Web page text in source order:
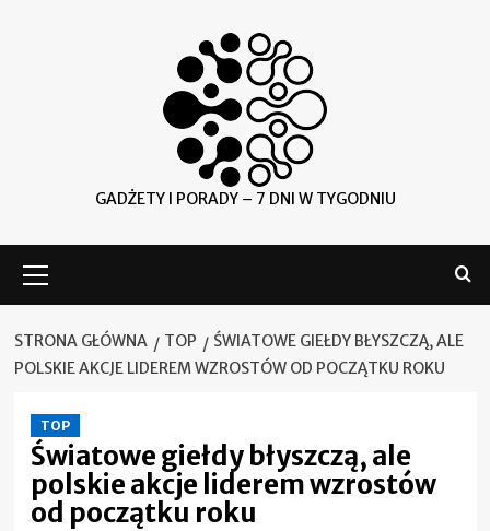
GADŻETY I PORADY – 7 DNI W TYGODNIU
główne
STRONA GŁÓWNA TOP
ŚWIATOWE GIEŁDY BŁYSZCZĄ, ALE
POLSKIE AKCJE LIDEREM WZROSTÓW OD POCZĄTKU ROKU
TOP
Światowe giełdy błyszczą, ale
polskie akcje liderem wzrostów
od początku roku